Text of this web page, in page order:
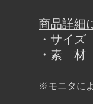
商品詳細
・サイ
・素
※モニタに